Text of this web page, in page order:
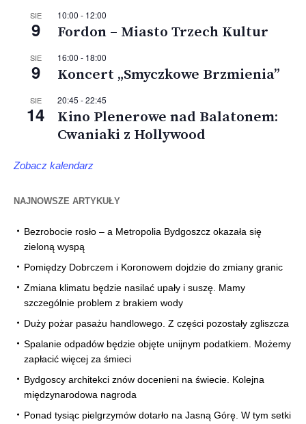
SIE
9
10:00 - 12:00
Fordon – Miasto Trzech Kultur
SIE
9
16:00 - 18:00
Koncert „Smyczkowe Brzmienia”
SIE
14
20:45 -22:45
Kino Plenerowe nad Balatonem:
Cwaniaki z Hollywood
Zobacz kalendarz
NAJNOWSZE ARTYKUŁY
Bezrobocie rosło – a Metropolia Bydgoszcz okazała się
zieloną wyspą
Pomiędzy Dobrczem i Koronowem dojdzie do zmiany granic
Zmiana klimatu będzie nasilać upały i suszę. Mamy
szczególnie problem z brakiem wody
Duży pożar pasażu handlowego. Z części pozostały zgliszcza
Spalanie odpadów będzie objęte unijnym podatkiem. Możemy
zapłacić więcej za śmieci
Bydgoscy architekci znów docenieni na świecie. Kolejna
międzynarodowa nagroda
Ponad tysiąc pielgrzymów dotarło na Jasną Górę. W tym setki